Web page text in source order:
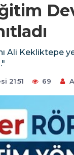
Ali
21:51 69